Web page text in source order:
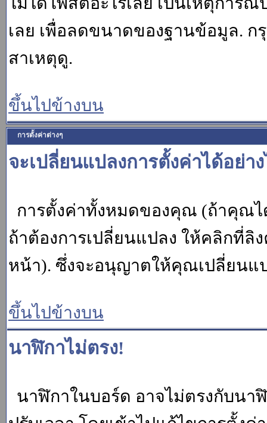
เลย เพื่อลดขนาดของฐานข้อมูล.
สาเหตุดู.
ขึ้นไปข้างบน
การตั้งค่าต่างๆ
จะเปลี่ยนแปลงการตั้งค่าได้อย่าง
การตั้งค่าทั้งหมดของคุณ (ถ้าคุณไ
ถ้าต้องการเปลี่ยนแปลง ให้คลิกที่ลิ
หน้า). ซึ่งจะอนุญาตให้คุณเปลี่ยนแ
ขึ้นไปข้างบน
นาฬิกาไม่ตรง!
นาฬิกาในบอร์ด อาจไม่ตรงกับน